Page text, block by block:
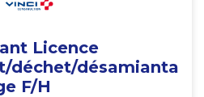
Licence
déchet/désamianta
F/H